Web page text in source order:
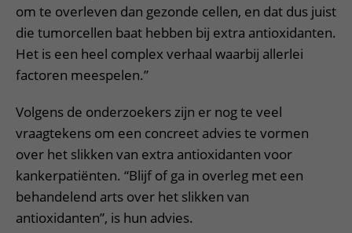
om te overleven dan gezonde cellen, en dat dus juist
die tumorcellen baat hebben bij extra antioxidanten.
Het is een heel complex verhaal waarbij allerlei
factoren meespelen.”
Volgens de onderzoekers zijn er nog te veel
vraagtekens om een concreet advies te vormen
over het slikken van extra antioxidanten voor
kankerpatiënten. “Blijf of ga in overleg met een
behandelend arts over het slikken van
antioxidanten”, is hun advies.